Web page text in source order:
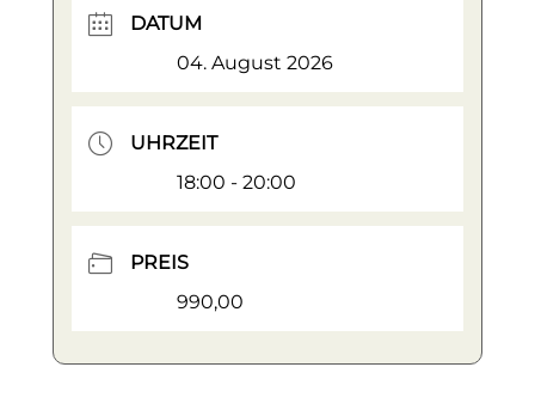
DATUM
04. August 2026
UHRZEIT
18:00 - 20:00
PREIS
990,00